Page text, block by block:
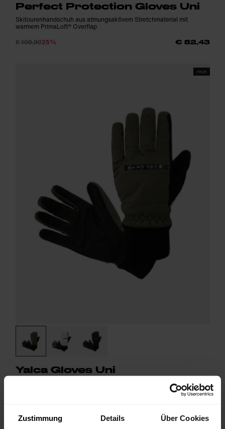
Zustimmung Details Über Cookies
Perfect Protection Gloves Uni
Skitourenhandschuh aus atmungsaktivem Stretchmaterial mit
warmem PrimaLoft® Overflap
€ 109,9025% € 82,43
FW25
Yalca Gloves Uni
Technischer Wintersporthandschuh mit Primaloft®, Touchfunktion